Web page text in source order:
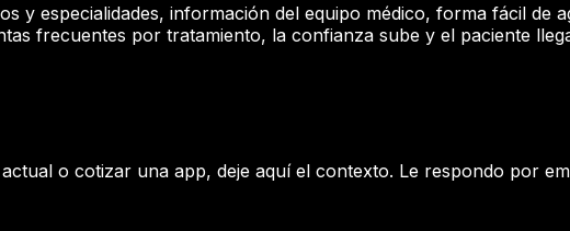
y especialidades, información del equipo médico, forma fácil de
frecuentes por tratamiento, la confianza sube y el paciente
o cotizar una app, deje aquí el contexto. Le respondo por